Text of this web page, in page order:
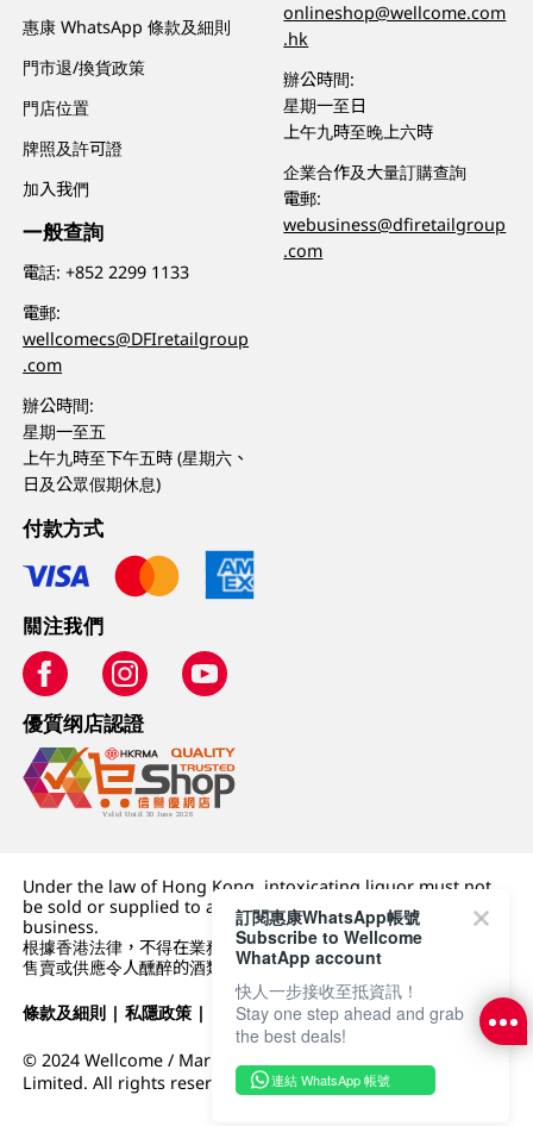
惠康 WhatsApp 條款及細則
門市退/換貨政策
門店位置
牌照及許可證
加入我們
一般查詢
電話:+852 2299 1133
電郵:
wellcomecs@DFIretailgroup
.com
辦公時間:
星期一至五
上午九時至下午五時 (星期六、
日及公眾假期休息)
onlineshop@wellcome.com
.hk
辦公時間:
星期一至日
上午九時至晚上六時
企業合作及大量訂購查詢
電郵:
webusiness@dfiretailgroup
.com
付款方式
關注我們
優質纲店認證
Under the law of Hong Kong, intoxicating liquor must not
be sold or supplied to a minor (under 18) in the course of
business.
根據香港法律，不得在業務過程中，向未成年人 (18 歲以下人士)
售賣或供應令人醺醉的酒類。
條款及細則 |私隱政策 | DFI零售集團
© 2024 Wellcome / Market Place. The Dairy Farm Company
Limited. All rights reserved.
訂閱惠康WhatsApp帳號
Subscribe to Wellcome
WhatApp account
快人一步接收至抵資訊！
Stay one step ahead and grab
the best deals!
連結 WhatsApp 帳號